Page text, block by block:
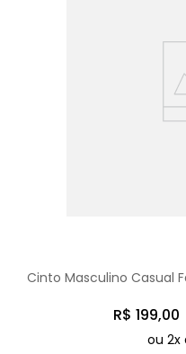
Cinto Masculino Casual
R$ 199,00
ou 2x